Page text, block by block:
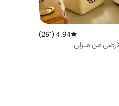
متوسط التقييم 4.94 من 5، 251 مراجعات
4.94 (251)
من منزلي